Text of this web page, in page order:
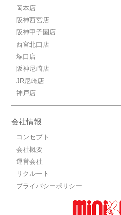
岡本店
阪神西宮店
阪神甲子園店
西宮北口店
塚口店
阪神尼崎店
JR尼崎店
神戸店
会社情報
コンセプト
会社概要
運営会社
リクルート
プライバシーポリシー